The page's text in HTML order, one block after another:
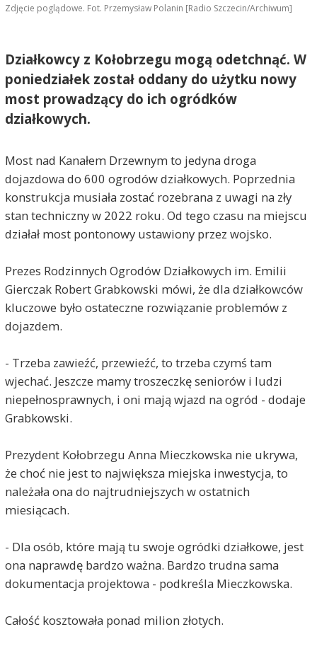
Zdjęcie poglądowe. Fot. Przemysław Polanin [Radio Szczecin/Archiwum]
Działkowcy z Kołobrzegu mogą odetchnąć. W
poniedziałek został oddany do użytku nowy
most prowadzący do ich ogródków
działkowych.
Most nad Kanałem Drzewnym to jedyna droga
dojazdowa do 600 ogrodów działkowych. Poprzednia
konstrukcja musiała zostać rozebrana z uwagi na zły
stan techniczny w 2022 roku. Od tego czasu na miejscu
działał most pontonowy ustawiony przez wojsko.
Prezes Rodzinnych Ogrodów Działkowych im. Emilii
Gierczak Robert Grabkowski mówi, że dla działkowców
kluczowe było ostateczne rozwiązanie problemów z
dojazdem.
- Trzeba zawieźć, przewieźć, to trzeba czymś tam
wjechać. Jeszcze mamy troszeczkę seniorów i ludzi
niepełnosprawnych, i oni mają wjazd na ogród - dodaje
Grabkowski.
Prezydent Kołobrzegu Anna Mieczkowska nie ukrywa,
że choć nie jest to największa miejska inwestycja, to
należała ona do najtrudniejszych w ostatnich
miesiącach.
- Dla osób, które mają tu swoje ogródki działkowe, jest
ona naprawdę bardzo ważna. Bardzo trudna sama
dokumentacja projektowa - podkreśla Mieczkowska.
Całość kosztowała ponad milion złotych.